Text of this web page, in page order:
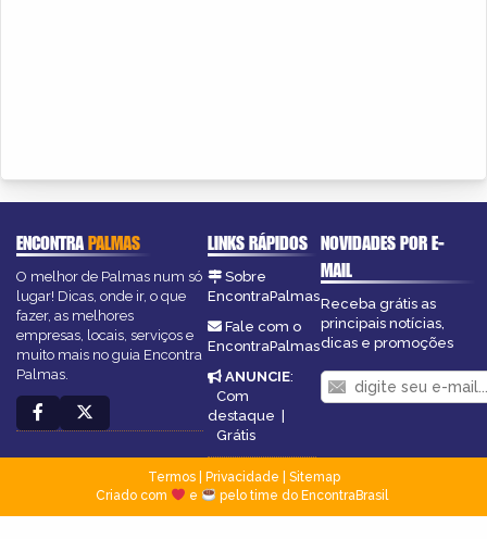
ENCONTRAPALMAS
O melhor de Palmas num só
lugar! Dicas, onde ir, o que
fazer, as melhores
empresas, locais, serviços e
muito mais no guia Encontra
Palmas.
LINKS RÁPIDOS
Sobre
EncontraPalmas
Fale com o
EncontraPalmas
ANUNCIE:
Com
destaque |
Grátis
NOVIDADES POR E-
MAIL
Receba grátis as
principais notícias,
dicas e promoções
Termos| Privacidade
Sitemap
Criado com
e pelo time do EncontraBrasil